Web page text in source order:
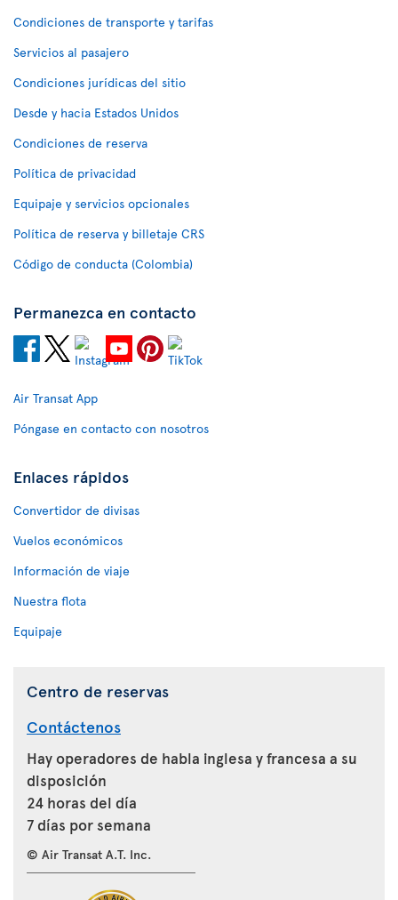
Condiciones de transporte y tarifas
Servicios al pasajero
Condiciones jurídicas del sitio
Desde y hacia Estados Unidos
Condiciones de reserva
Política de privacidad
Equipaje y servicios opcionales
Política de reserva y billetaje CRS
Código de conducta (Colombia)
Permanezca en contacto
Air Transat App
Póngase en contacto con nosotros
Enlaces rápidos
Convertidor de divisas
Vuelos económicos
Información de viaje
Nuestra flota
Equipaje
Centro de reservas
Contáctenos
Hay operadores de habla inglesa y francesa a su
disposición
24 horas del día
7 días por semana
© Air Transat A.T. Inc.